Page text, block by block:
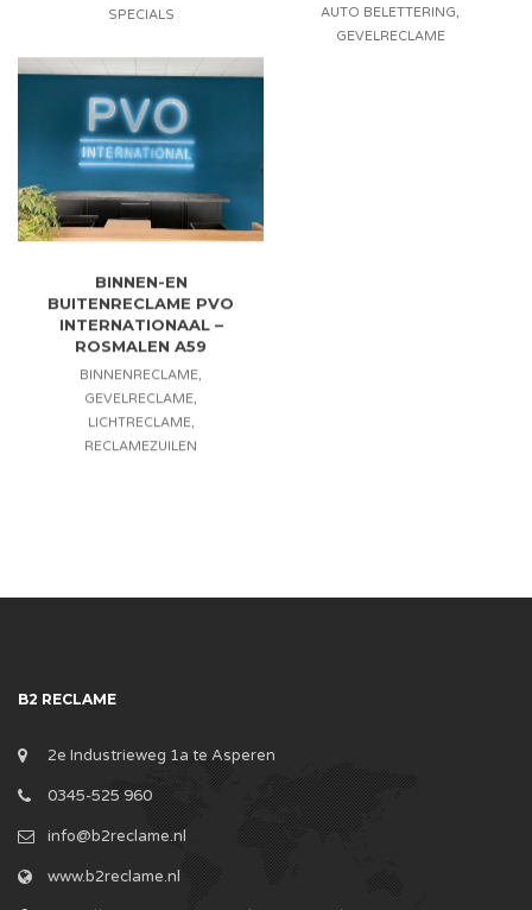
SPECIALS
AUTO BELETTERING,
GEVELRECLAME
BINNEN-EN
BUITENRECLAME PVO
INTERNATIONAAL –
ROSMALEN A59
BINNENRECLAME,
GEVELRECLAME,
LICHTRECLAME,
RECLAMEZUILEN
B2 RECLAME
2e Industrieweg 1a te Asperen
0345-525 960
info@b2reclame.nl
www.b2reclame.nl